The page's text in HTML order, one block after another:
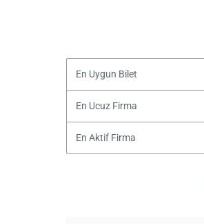
En Uygun Bilet
En Ucuz Firma
En Aktif Firma